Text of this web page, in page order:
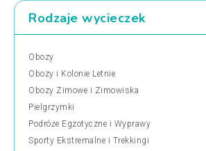
Rodzaje wycieczek
Obozy
Obozy i Kolonie Letnie
Obozy Zimowe i Zimowiska
Pielgrzymki
Podróże Egzotyczne i Wyprawy
Sporty Ekstremalne i Trekkingi